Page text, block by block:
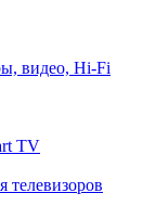
видео, Hi-Fi
TV